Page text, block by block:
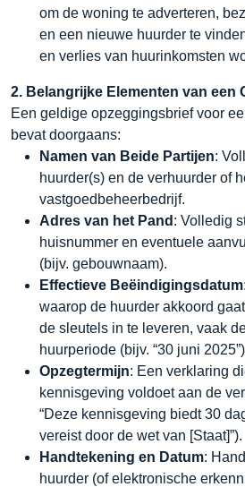
om de woning te adverteren,
en een nieuwe huurder te
en verlies van huurinkomsten
2. Belangrijke Elementen van een
Een geldige opzeggingsbrief voor
bevat doorgaans:
Namen van Beide Partijen:
huurder(s) en de verhuurder of
vastgoedbeheerbedrijf.
Adres van het Pand : Volledig
huisnummer en eventuele
(bijv. gebouwnaam).
Effectieve Beëindigingsdatum
waarop de huurder akkoord
de sleutels in te leveren, vaak
huurperiode (bijv. “30 juni
Opzegtermijn: Een verklaring
kennisgeving voldoet aan de
“Deze kennisgeving biedt 30
vereist door de wet van [Staat]”).
Handtekening en Datum:
huurder (of elektronische